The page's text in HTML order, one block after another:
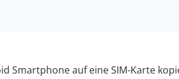
Smartphone auf eine SIM-Karte